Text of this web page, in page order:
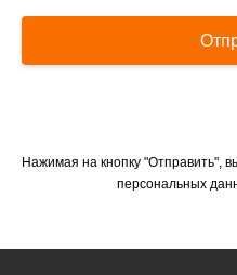
Нажимая на кнопку "Отправить",
персональных